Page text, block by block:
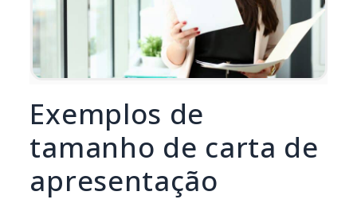
Exemplos de
tamanho de carta de
apresentação